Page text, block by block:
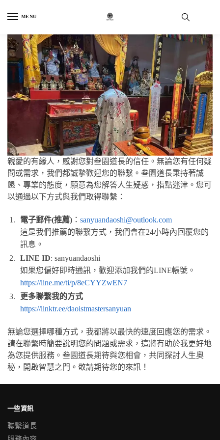
MENU
親愛的有緣人， 感謝您對叁園道長的信任。無論您有任何疑
問或需求，我們都誠摯歡迎您的聯繫。叁園道長秉持著誠
懇、專業的態度，願意為您解答人生疑惑，指點迷津。 您可
以通過以下方式與我們取得聯繫：
電子郵件(推薦) ： sanyuandaoshi@outlook.com
這是我們推薦的聯繫方式，我們會在24小時內回覆您的
訊息。
LINE ID: sanyuandaoshi
如果您偏好即時通訊，歡迎添加我們的LINE帳號。
https://line.me/ti/p/8eCYYZwEN7
更多聯繫我的方式
https://linktr.ee/daoistmastersanyuan
無論您選擇哪種方式，我都將以最快的速度回應您的需求。
請在聯繫時簡要說明您的問題或需求，這將有助於我更好地
為您提供服務。 叁園道長期待與您相會，共同探討人生奧
秘，開啟智慧之門。 敬請期待您的來訊！
一些資訊
聯繫道長